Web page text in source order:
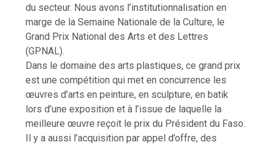
du secteur. Nous avons l’institutionnalisation en
marge de la Semaine Nationale de la Culture, le
Grand Prix National des Arts et des Lettres
(GPNAL).
Dans le domaine des arts plastiques, ce grand prix
est une compétition qui met en concurrence les
œuvres d’arts en peinture, en sculpture, en batik
lors d’une exposition et à l’issue de laquelle la
meilleure œuvre reçoit le prix du Président du Faso.
Il y a aussi l’acquisition par appel d’offre, des